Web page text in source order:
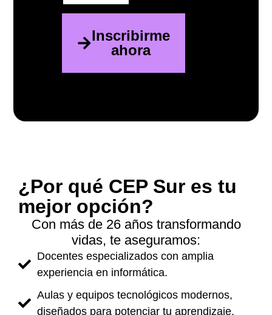
Inscribirme
ahora
¿Por qué CEP Sur es tu
mejor opción?
Con más de 26 años transformando
vidas, te aseguramos:
Docentes especializados con amplia
experiencia en informática.
Aulas y equipos tecnológicos modernos,
diseñados para potenciar tu aprendizaje.